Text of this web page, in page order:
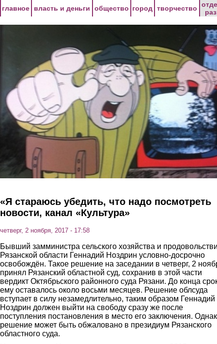
главное власть и деньги общество город творчество
«Я стараюсь убедить, что надо посмотреть
новости, канал «Культура»
четверг, 2 ноября, 2017 - 17:58
Бывший замминистра сельского хозяйства и
Рязанской области Геннадий Ноздрин условно-досрочно
освобождён. Такое решение на заседании в четверг, 2
принял Рязанский областной суд, сохранив в этой части
вердикт Октябрьского районного суда Рязани. До конца
ему оставалось около восьми месяцев. Решение облсуда
вступает в силу незамедлительно, таким образом Геннадий
Ноздрин должен выйти на свободу сразу же после
поступления постановления в место его заключения.
решение может быть обжаловано в президиум Рязанского
областного суда.